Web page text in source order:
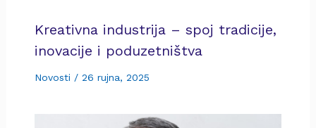
Kreativna industrija – spoj tradicije,
inovacije i poduzetništva
Novosti / 26 rujna, 2025